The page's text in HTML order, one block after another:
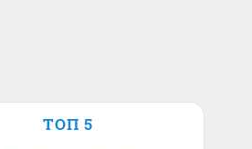
ТОП 5